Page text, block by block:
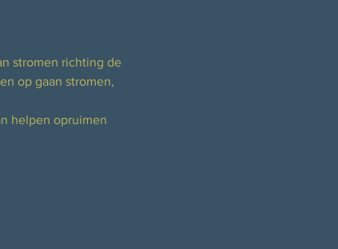
stromen richting de
op gaan stromen,
helpen opruimen